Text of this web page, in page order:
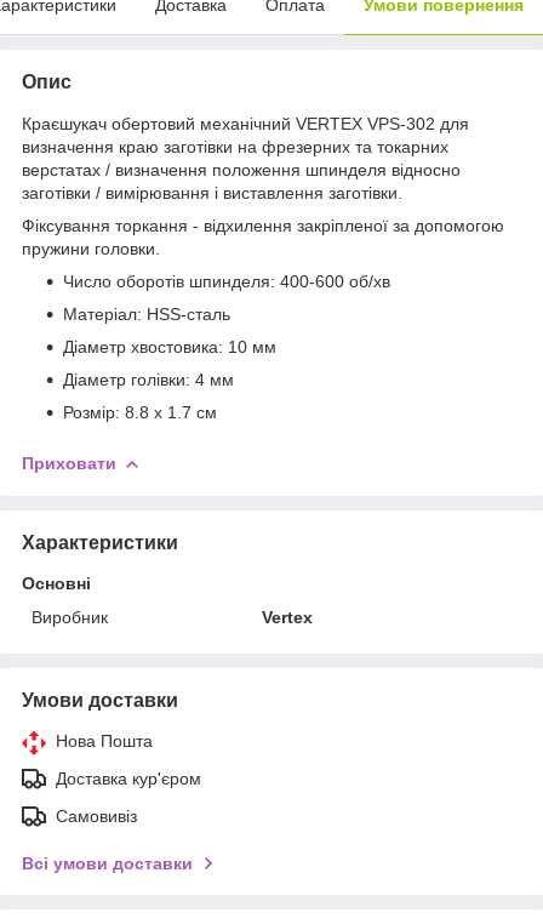
Доставка Оплата Умови повернення
Опис
Краєшукач обертовий механічний VERTEX VPS-302 для
визначення краю заготівки на фрезерних та токарних
верстатах / визначення положення шпинделя відносно
заготівки / вимірювання і виставлення заготівки.
Фіксування торкання - відхилення закріпленої за допомогою
пружини головки.
Число оборотів шпинделя: 400-600 об/хв
Матеріал: HSS-сталь
Діаметр хвостовика: 10 мм
Діаметр голівки: 4 мм
Розмір: 8.8 х 1.7 см
Приховати
Характеристики
Основні
Виробник
Vertex
Умови доставки
Нова Пошта
Доставка кур'єром
Самовивіз
Всі умови доставки